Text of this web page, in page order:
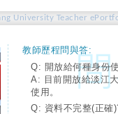
University Teacher
教師歷程問與答:
Q: 開放給何種身份
A: 目前開放給淡江
使用。
Q: 資料不完整(正確